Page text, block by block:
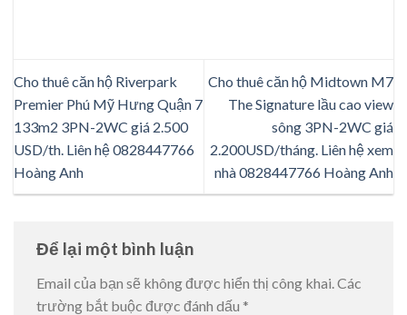
Cho thuê căn hộ Riverpark
Premier Phú Mỹ Hưng Quận 7
133m2 3PN-2WC giá 2.500
USD/th. Liên hệ 0828447766
Hoàng Anh
Cho thuê căn hộ Midtown M7
The Signature lầu cao view
sông 3PN-2WC giá
2.200USD/tháng. Liên hệ xem
nhà 0828447766 Hoàng Anh
Để lại một bình luận
Email của bạn sẽ không được hiển thị công khai.Các
trường bắt buộc được đánh dấu *